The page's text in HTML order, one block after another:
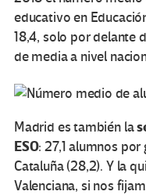
educativo en
18,4, solo por delante
de media a nivel
Madrid es también la
ESO: 27,1 alumnos
Cataluña (28,2). Y la
Valenciana, si nos